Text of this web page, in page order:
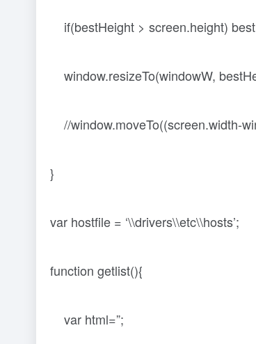
if(bestHeight > screen.height)
window.resizeTo(windowW,
//window.moveTo((screen.width-
}
var hostfile = ‘\\drivers\\etc\\hosts’;
function getlist(){
var html=”;